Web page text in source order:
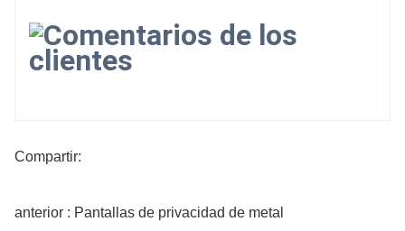
Compartir:
anterior : Pantallas de privacidad de metal